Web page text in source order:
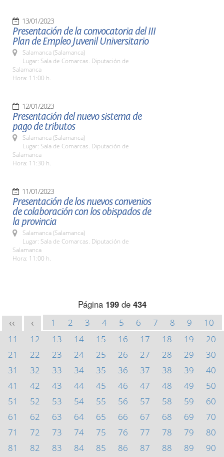
13/01/2023
Presentación de la convocatoria del III
Plan de Empleo Juvenil Universitario
Salamanca (Salamanca)
Lugar: Sala de Comarcas. Diputación de
Salamanca
Hora: 11:00 h.
12/01/2023
Presentación del nuevo sistema de
pago de tributos
Salamanca (Salamanca)
Lugar: Sala de Comarcas. Diputación de
Salamanca
Hora: 11:30 h.
11/01/2023
Presentación de los nuevos convenios
de colaboración con los obispados de
la provincia
Salamanca (Salamanca)
Lugar: Sala de Comarcas. Diputación de
Salamanca
Hora: 11:00 h.
Página 199de 434
<< < 1 2 3 4 5 6 7 8 9
10
11
12 13 14 15 16 17 18 19
20
21
22 23 24 25 26 27 28 29
30
31
32 33 34 35 36 37 38 39
40
41
42 43 44 45 46 47 48 49
50
51
52 53 54 55 56 57 58 59
60
61
62 63 64 65 66 67 68 69
70
71
72 73 74 75 76 77 78 79
80
81
82 83 84 85 86 87 88 89
90